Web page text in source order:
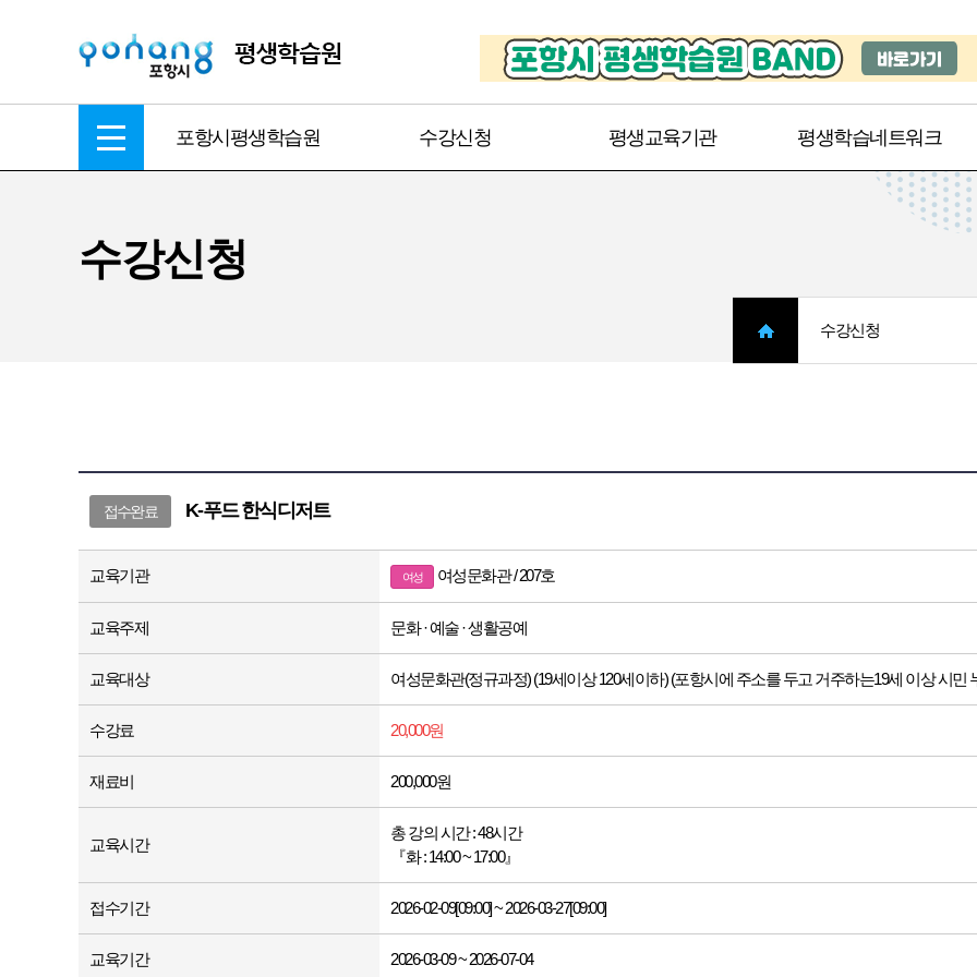
포항시평생학습원 수강신청 평생교육기관 평생학습네트워크
수강신청
수강신청
접수완료 K-푸드 한식디저트
교육기관 여성 여성문화관 / 207호
교육주제 문화 · 예술 · 생활공예
교육대상 여성문화관(정규과정) (19세이상 120세이하) (포항시에 주소를 두고 거주하는19세 이상 시민
수강료 20,000원
재료비 200,000원
교육시간
총 강의 시간 : 48시간
『화 : 14:00 ~ 17:00』
접수기간 2026-02-09[09:00] ~ 2026-03-27[09:00]
교육기간 2026-03-09 ~ 2026-07-04